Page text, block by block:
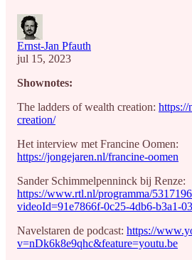
Ernst-Jan Pfauth
jul 15, 2023
Shownotes:
The ladders of wealth creation: https://
creation/
Het interview met Francine Oomen:
https://jongejaren.nl/francine-oomen
Sander Schimmelpenninck bij Renze:
https://www.rtl.nl/programma/
videoId=91e7866f-0c25-4db6-b3a1-
Navelstaren de podcast: https://
v=nDk6k8e9qhc&feature=youtu.be